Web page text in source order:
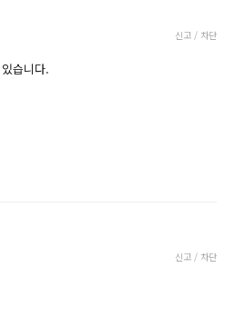
신고 / 차단
습니다.
신고 / 차단